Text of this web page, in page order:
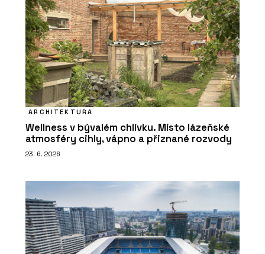
ARCHITEKTURA
Wellness v bývalém chlívku. Místo lázeňské
atmosféry cihly, vápno a přiznané rozvody
23. 6. 2026